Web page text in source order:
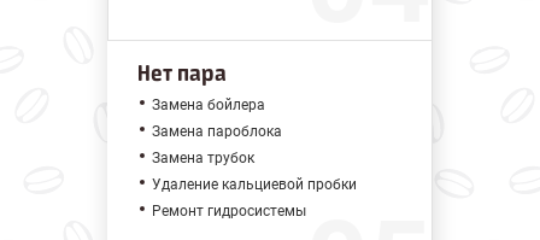
Нет пара
Замена бойлера
Замена пароблока
Замена трубок
Удаление кальциевой пробки
Ремонт гидросистемы